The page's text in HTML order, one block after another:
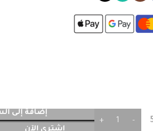
إضافة إلى
اشتري الآن